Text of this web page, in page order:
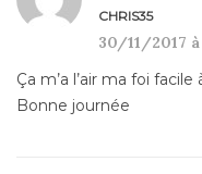
CHRIS35
30/11/2017
Ça m’a l’air ma foi
Bonne journée